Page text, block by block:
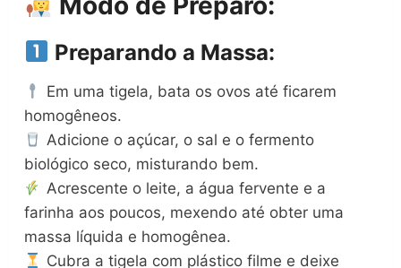
Preparando a Massa:
Em uma tigela, bata os ovos até ficarem
homogêneos.
Adicione o açúcar, o sal e o fermento
biológico seco, misturando bem.
Acrescente o leite, a água fervente e a
farinha aos poucos, mexendo até obter uma
massa líquida e homogênea.
Cubra a tigela com plástico filme e deixe